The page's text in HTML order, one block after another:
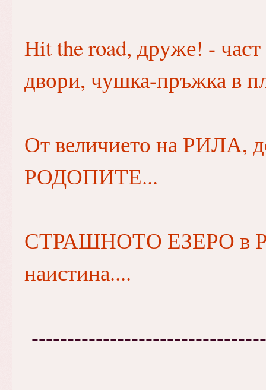
Hit the road, друже! -
двори, чушка-пръжка в
От величието на РИЛА,
РОДОПИТЕ...
СТРАШНОТО ЕЗЕРО в
наистина....